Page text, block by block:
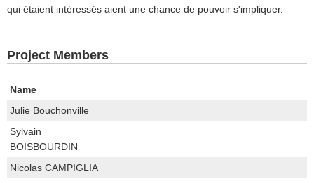
qui étaient intéressés aient une chance de pouvoir s'impliquer.
Project Members
Name
Julie Bouchonville
Sylvain
BOISBOURDIN
Nicolas CAMPIGLIA